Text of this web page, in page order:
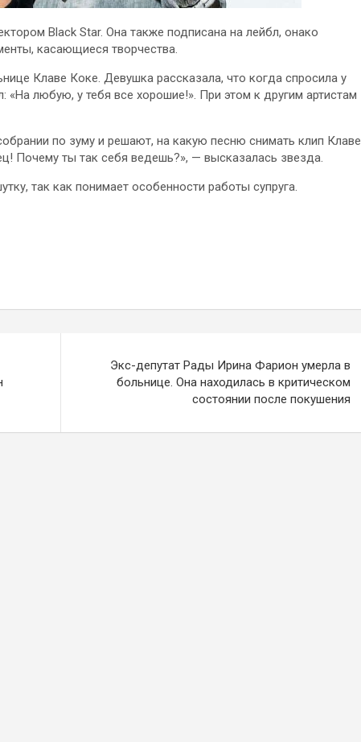
Black Star. Она также подписана на лейбл, онако
касающиеся творчества.
Клаве Коке. Девушка рассказала, что когда спросила у
«На любую, у тебя все хорошие!». При этом к другим артистам
по зуму и решают, на какую песню снимать клип Клаве
Почему ты так себя ведешь?», — высказалась звезда.
так как понимает особенности работы супруга.
Экс-депутат Рады Ирина Фарион умерла в
больнице. Она находилась в критическом
состоянии после покушения